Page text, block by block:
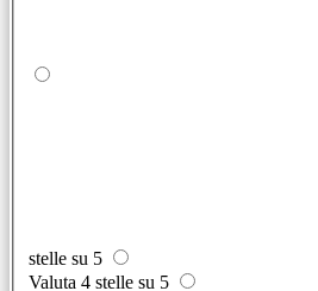
stelle su 5
Valuta 4 stelle su 5